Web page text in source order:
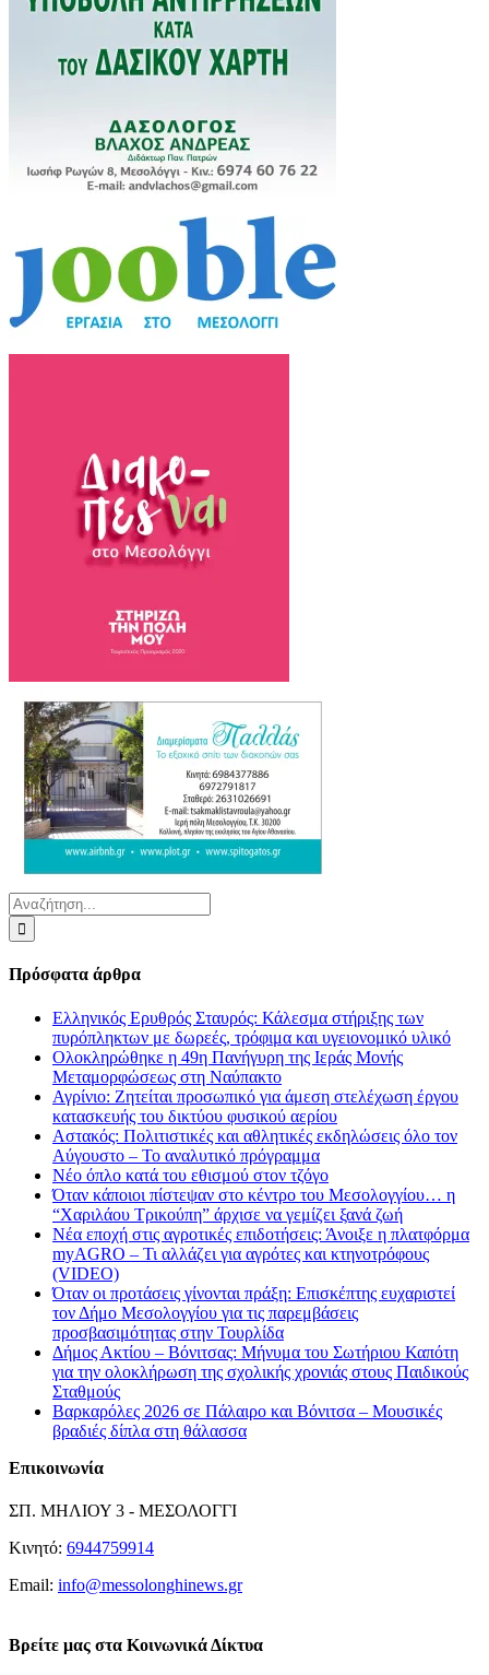
Αναζήτηση
για:
Πρόσφατα άρθρα
Ελληνικός Ερυθρός Σταυρός: Κάλεσμα στήριξης των
πυρόπληκτων με δωρεές, τρόφιμα και υγειονομικό υλικό
Ολοκληρώθηκε η 49η Πανήγυρη της Ιεράς Μονής
Μεταμορφώσεως στη Ναύπακτο
Αγρίνιο: Ζητείται προσωπικό για άμεση στελέχωση έργου
κατασκευής του δικτύου φυσικού αερίου
Αστακός: Πολιτιστικές και αθλητικές εκδηλώσεις όλο τον
Αύγουστο – Το αναλυτικό πρόγραμμα
Νέο όπλο κατά του εθισμού στον τζόγο
Όταν κάποιοι πίστεψαν στο κέντρο του Μεσολογγίου… η
“Χαριλάου Τρικούπη” άρχισε να γεμίζει ξανά ζωή
Νέα εποχή στις αγροτικές επιδοτήσεις: Άνοιξε η πλατφόρμα
myAGRO – Τι αλλάζει για αγρότες και κτηνοτρόφους
(VIDEO)
Όταν οι προτάσεις γίνονται πράξη: Επισκέπτης ευχαριστεί
τον Δήμο Μεσολογγίου για τις παρεμβάσεις
προσβασιμότητας στην Τουρλίδα
Δήμος Ακτίου – Βόνιτσας: Μήνυμα του Σωτήριου Καπότη
για την ολοκλήρωση της σχολικής χρονιάς στους Παιδικούς
Σταθμούς
Βαρκαρόλες 2026 σε Πάλαιρο και Βόνιτσα – Μουσικές
βραδιές δίπλα στη θάλασσα
Επικοινωνία
ΣΠ. ΜΗΛΙΟΥ 3 - ΜΕΣΟΛΟΓΓΙ
Κινητό: 6944759914
Email: info@messolonghinews.gr
Βρείτε μας στα Κοινωνικά Δίκτυα